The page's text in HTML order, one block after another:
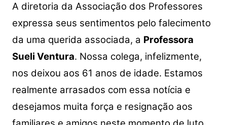
A diretoria da Associação dos Professores
expressa seus sentimentos pelo falecimento
da uma querida associada, a Professora
Sueli Ventura. Nossa colega, infelizmente,
nos deixou aos 61 anos de idade. Estamos
realmente arrasados com essa notícia e
desejamos muita força e resignação aos